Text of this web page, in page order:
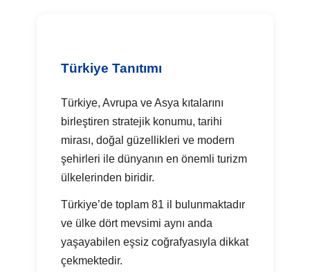
Türkiye Tanıtımı
Türkiye, Avrupa ve Asya kıtalarını
birleştiren stratejik konumu, tarihi
mirası, doğal güzellikleri ve modern
şehirleri ile dünyanın en önemli turizm
ülkelerinden biridir.
Türkiye’de toplam 81 il bulunmaktadır
ve ülke dört mevsimi aynı anda
yaşayabilen eşsiz coğrafyasıyla dikkat
çekmektedir.